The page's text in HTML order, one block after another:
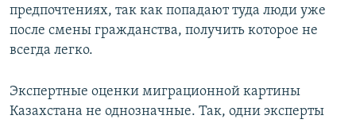
предпочтениях, так как попадают туда люди уже
после смены гражданства, получить которое не
всегда легко.
Экспертные оценки миграционной картины
Казахстана не однозначные. Так, одни эксперты